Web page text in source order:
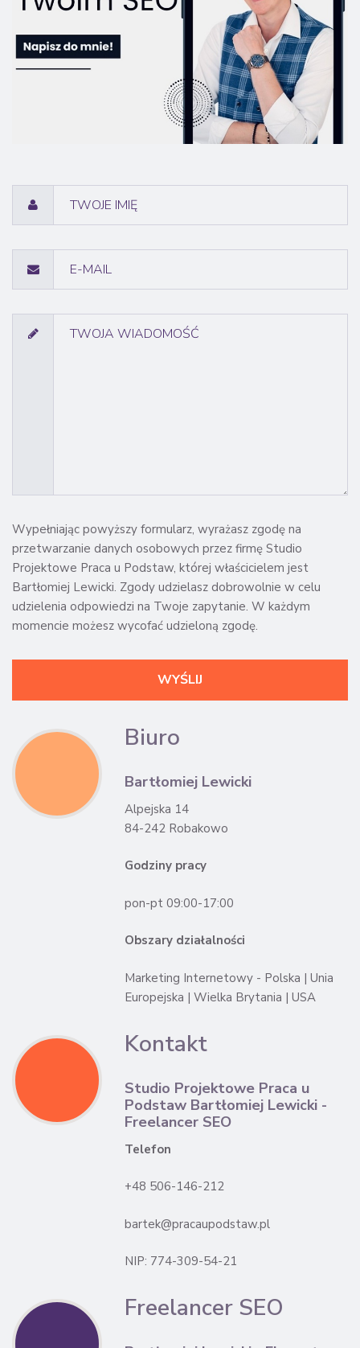
Wypełniając powyższy formularz, wyrażasz zgodę na
przetwarzanie danych osobowych przez firmę Studio
Projektowe Praca u Podstaw, której właścicielem jest
Bartłomiej Lewicki. Zgody udzielasz dobrowolnie w celu
udzielenia odpowiedzi na Twoje zapytanie. W każdym
momencie możesz wycofać udzieloną zgodę.
Biuro
Bartłomiej Lewicki
Alpejska 14
84-242 Robakowo
Godziny pracy
pon-pt 09:00-17:00
Obszary działalności
Marketing Internetowy - Polska | Unia
Europejska | Wielka Brytania | USA
Kontakt
Studio Projektowe Praca u
Podstaw Bartłomiej Lewicki -
Freelancer SEO
Telefon
+48 506-146-212
bartek@pracaupodstaw.pl
NIP: 774-309-54-21
Freelancer SEO